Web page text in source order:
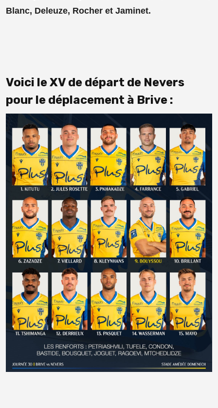
Blanc, Deleuze, Rocher et Jaminet.
Voici le XV de départ de Nevers
pour le déplacement à Brive :